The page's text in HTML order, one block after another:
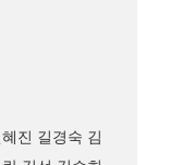
진 길경숙 김